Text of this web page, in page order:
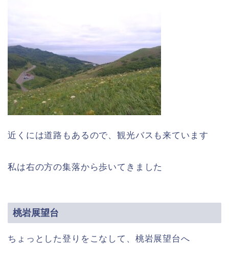
近くには道路もあるので、観光バスも来ています
私は右の方の集落から歩いてきました
桃岩展望台
ちょっとした登りをこなして、桃岩展望台へ